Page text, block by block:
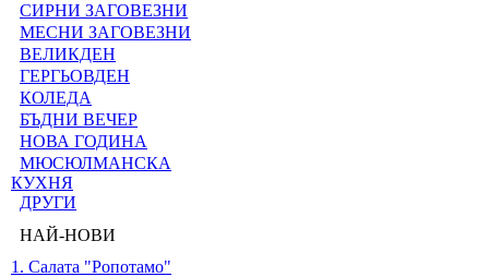
СИРНИ ЗАГОВЕЗНИ
МЕСНИ ЗАГОВЕЗНИ
ВЕЛИКДЕН
ГЕРГЬОВДЕН
КОЛЕДА
БЪДНИ ВЕЧЕР
НОВА ГОДИНА
МЮСЮЛМАНСКА
КУХНЯ
ДРУГИ
НАЙ-НОВИ
1. Салата "Ропотамо"